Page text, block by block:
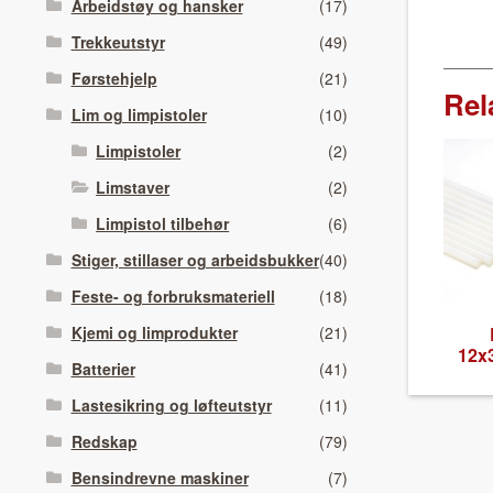
Arbeidstøy og hansker
(17)
Trekkeutstyr
(49)
Førstehjelp
(21)
Lim og limpistoler
(10)
Limpistoler
(2)
Limstaver
(2)
Limpistol tilbehør
(6)
Stiger, stillaser og arbeidsbukker(40)
Feste- og forbruksmateriell
(18)
Kjemi og limprodukter
(21)
Batterier
(41)
Lastesikring og løfteutstyr
(11)
Redskap
(79)
Bensindrevne maskiner
(7)